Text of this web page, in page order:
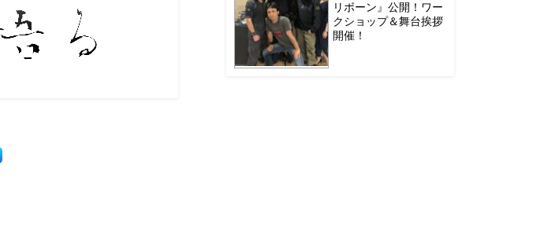
リボーン』公開！ワー
クショップ＆舞台挨拶
開催！